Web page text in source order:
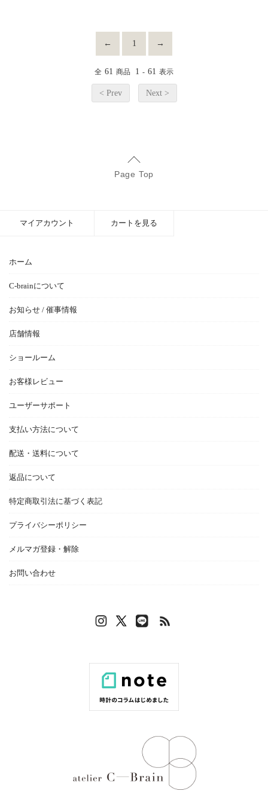
← 1 →
全 61 商品 1 - 61 表示
< Prev Next >
Page Top
ホーム
C-brainについて
お知らせ / 催事情報
店舗情報
ショールーム
お客様レビュー
ユーザーサポート
支払い方法について
配送・送料について
返品について
特定商取引法に基づく表記
プライバシーポリシー
メルマガ登録・解除
お問い合わせ
マイアカウント カートを見る